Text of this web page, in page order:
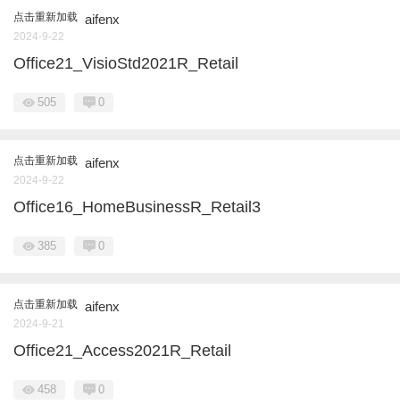
点击重新加载 aifenx
2024-9-22
Office21_VisioStd2021R_Retail
505 0
点击重新加载 aifenx
2024-9-22
Office16_HomeBusinessR_Retail3
385 0
点击重新加载 aifenx
2024-9-21
Office21_Access2021R_Retail
458 0